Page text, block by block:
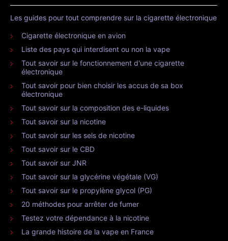
Les guides pour tout comprendre sur la cigarette électronique
Cigarette électronique en avion
Liste des pays qui interdisent ou non la vape
Tout savoir sur le fonctionnement d'une cigarette
électronique
Tout savoir pour bien choisir les accus de sa box
électronique
Tout savoir sur la composition des e-liquides
Tout savoir sur la nicotine
Tout savoir sur les sels de nicotine
Tout savoir sur le CBD
Tout savoir sur JNR
Tout savoir sur la glycérine végétale (VG)
Tout savoir sur le propylène glycol (PG)
20 méthodes pour arrêter de fumer
Testez votre dépendance à la nicotine
La grande histoire de la vape en France